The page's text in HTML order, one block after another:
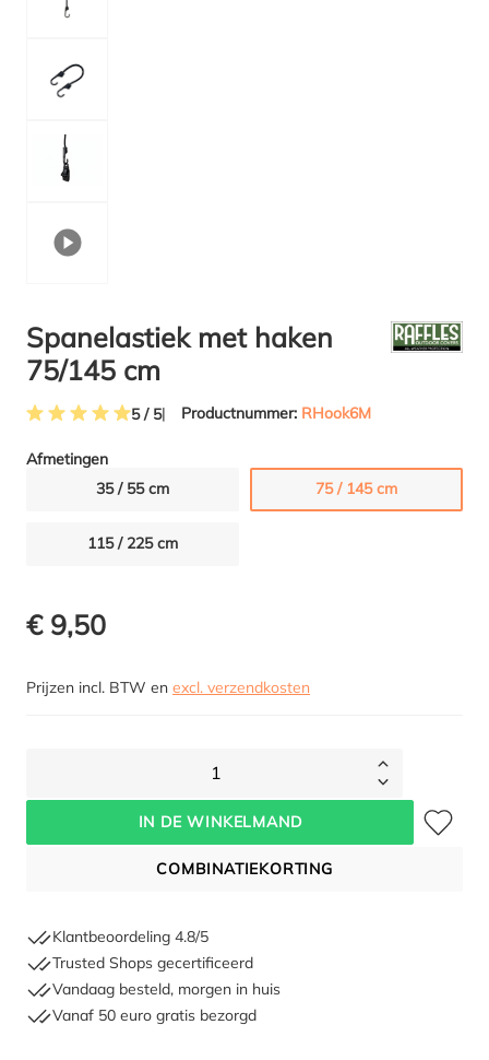
Spanelastiek met haken
75/145 cm
5 / 5 Productnummer: RHook6M
Afmetingen
35 / 55 cm
75 / 145 cm
115 / 225 cm
€ 9,50
Prijzen incl. BTW en excl. verzendkosten
1
IN DE WINKELMAND
COMBINATIEKORTING
Klantbeoordeling 4.8/5
Trusted Shops gecertificeerd
Vandaag besteld, morgen in huis
Vanaf 50 euro gratis bezorgd